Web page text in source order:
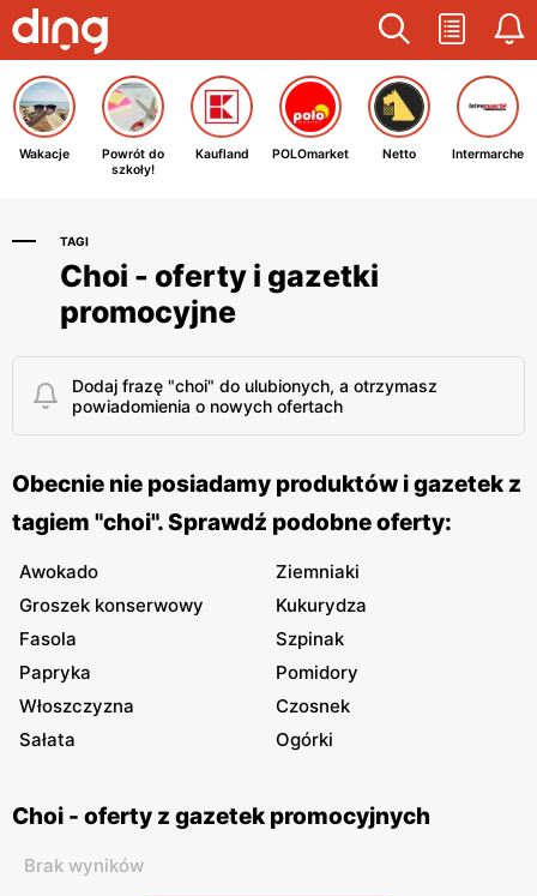
Wakacje
Powrót do
szkoły!
Kaufland POLOmarket Netto Intermarche
TAGI
Choi - oferty i gazetki
promocyjne
Dodaj frazę "choi" do ulubionych, a otrzymasz
powiadomienia o nowych ofertach
Obecnie nie posiadamy produktów i gazetek z
tagiem "choi". Sprawdź podobne oferty:
Awokado
Ziemniaki
Groszek konserwowy
Kukurydza
Fasola
Szpinak
Papryka
Pomidory
Włoszczyzna
Czosnek
Sałata
Ogórki
Choi - oferty z gazetek promocyjnych
Brak wyników